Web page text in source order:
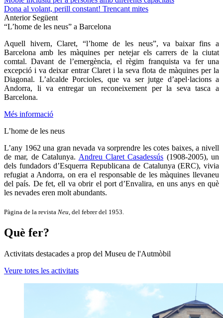
Dona al volant, perill constant! Trencant mites
Anterior Següent
“L’home de les neus” a Barcelona
Aquell hivern, Claret, “l’home de les neus”, va baixar fins a
Barcelona amb les màquines per netejar els carrers de la ciutat
comtal. Davant de l’emergència, el règim franquista va fer una
excepció i va deixar entrar Claret i la seva flota de màquines per la
Diagonal. L’alcalde Porcioles, que va ser jutge d’apel·lacions a
Andorra, li va entregar un reconeixement per la seva tasca a
Barcelona.
Més informació
L’home de les neus
L’any 1962 una gran nevada va sorprendre les cotes baixes, a nivell
de mar, de Catalunya. Andreu Claret Casadessús (1908-2005), un
dels fundadors d’Esquerra Republicana de Catalunya (ERC), vivia
refugiat a Andorra, on era el responsable de les màquines llevaneu
del país. De fet, ell va obrir el port d’Envalira, en uns anys en què
les nevades eren molt abundants.
Pàgina de la revista Neu, del febrer del 1953.
Què fer?
Activitats destacades a prop del Museu de l'Autmòbil
Veure totes les activitats